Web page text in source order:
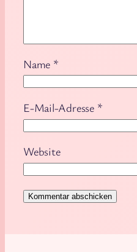
Name *
E-Mail-Adresse *
Website